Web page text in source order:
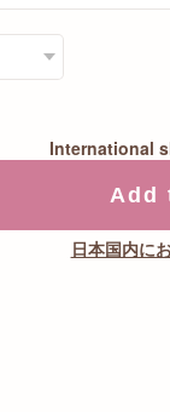
International
Add
日本国内に